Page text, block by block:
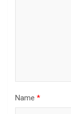
Name *